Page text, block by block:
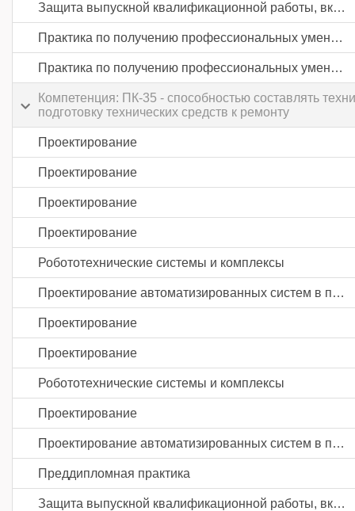
Защита выпускной квалификационной работы, включая подготовку к процедуре защиты и процедуру защиты
Практика по получению профессиональных умений и опыта профессиональной деятельности
Практика по получению профессиональных умений и опыта профессиональной деятельности
Компетенция: ПК-35 - способностью составлять
подготовку технических средств к ремонту
Проектирование
Проектирование
Проектирование
Проектирование
Робототехнические системы и комплексы
Проектирование автоматизированных систем в промышленности
Проектирование
Проектирование
Робототехнические системы и комплексы
Проектирование
Проектирование автоматизированных систем в промышленности
Преддипломная практика
Защита выпускной квалификационной работы, включая подготовку к процедуре защиты и процедуру защиты